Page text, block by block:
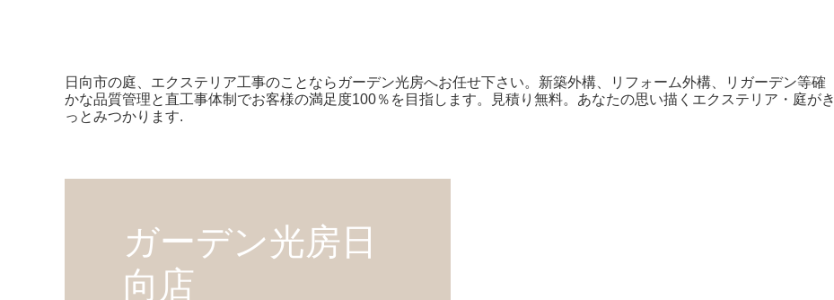
日向市の庭、エクステリア工事のことならガーデン光房へお任せ下さい。新築外構、リフォーム外構、リガーデン等確
かな品質管理と直工事体制でお客様の満足度100％を目指します。見積り無料。あなたの思い描くエクステリア・庭がき
っとみつかります.
ガーデン光房日
向店